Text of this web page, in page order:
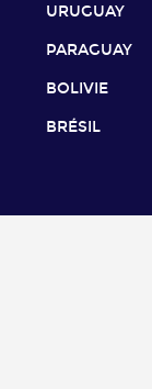
URUGUAY
PARAGUAY
BOLIVIE
BRÉSIL